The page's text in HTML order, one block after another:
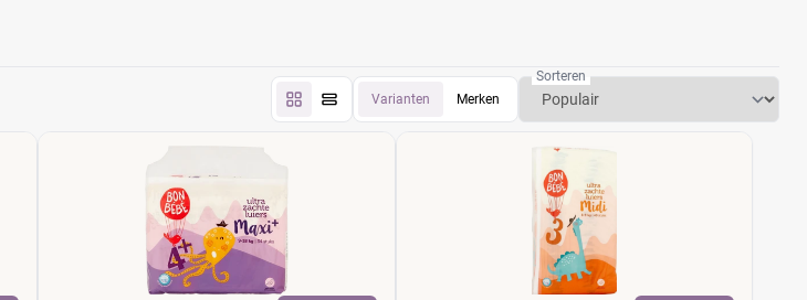
extra lang bescherming door de absorptiekanalen die het babyhuidje lang droog
vind de laagste prijs per luier.
Varianten Merken
Sorteren